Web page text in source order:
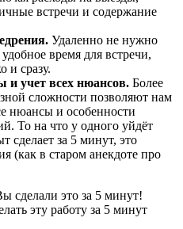
встречи и содержание
Удаленно не нужно
время для встречи,
и сразу.
учет всех нюансов. Более
сложности позволяют нам
нюансы и особенности
То на что у одного уйдёт
сделает за 5 минут, это
(как в старом анекдоте про
сделали это за 5 минут!
эту работу за 5 минут